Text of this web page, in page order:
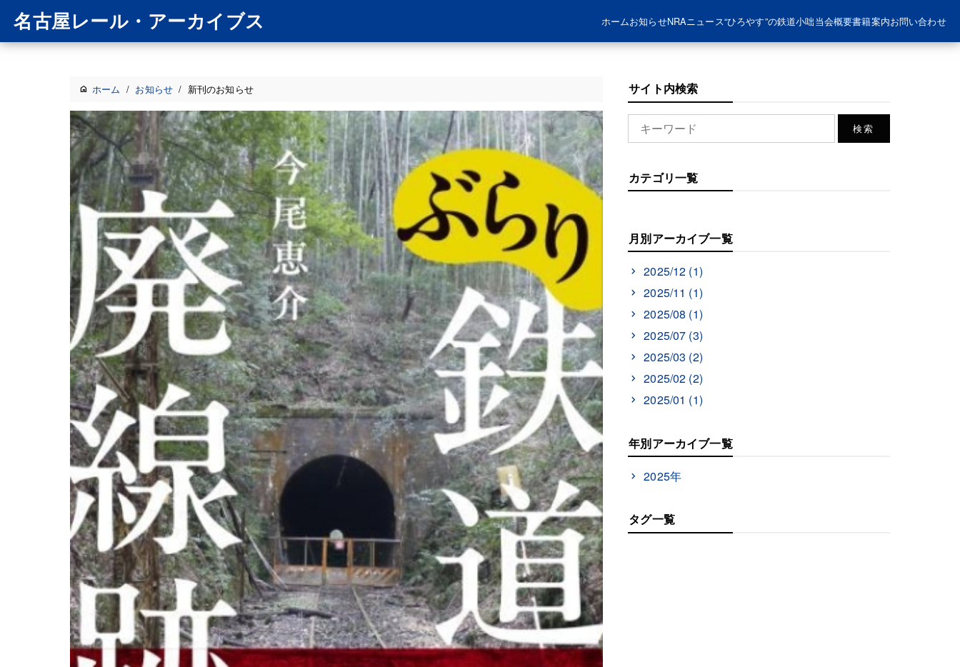
名古屋レール・アーカイブス ホームお知らせNRAニュース“ひろやす”の鉄道小咄当会概要書籍案内お問い合わせ
ホーム / お知らせ / 新刊のお知らせ サイト内検索
カテゴリ一覧
月別アーカイブ一覧
2025/12 (1)
2025/11 (1)
2025/08 (1)
2025/07 (3)
2025/03 (2)
2025/02 (2)
2025/01 (1)
年別アーカイブ一覧
2025年
タグ一覧